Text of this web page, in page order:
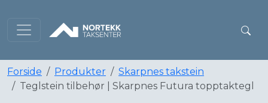
Forside Produkter
Skarpnes takstein
Teglstein tilbehør | Skarpnes Futura topptaktegl